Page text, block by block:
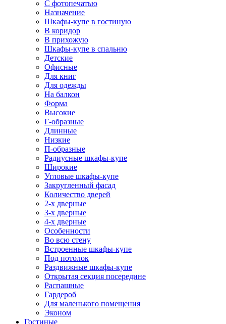
С фотопечатью
Назначение
Шкафы-купе в гостиную
В коридор
В прихожую
Шкафы-купе в спальню
Детские
Офисные
Для книг
Для одежды
На балкон
Форма
Высокие
Г-образные
Длинные
Низкие
П-образные
Радиусные шкафы-купе
Широкие
Угловые шкафы-купе
Закругленный фасад
Количество дверей
2-х дверные
3-х дверные
4-х дверные
Особенности
Во всю стену
Встроенные шкафы-купе
Под потолок
Раздвижные шкафы-купе
Открытая секция посередине
Распашные
Гардероб
Для маленького помещения
Эконом
Гостиные